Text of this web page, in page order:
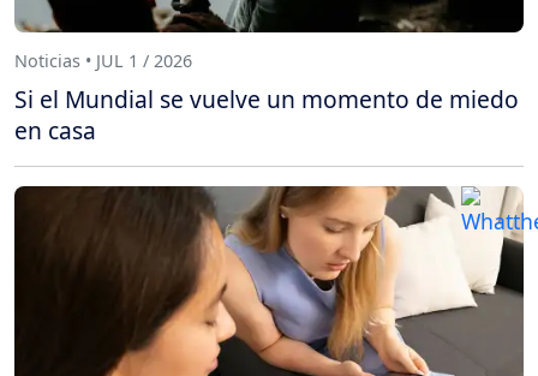
Noticias • JUL 1 / 2026
Si el Mundial se vuelve un momento de miedo
en casa